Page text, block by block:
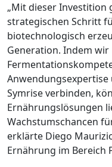
„Mit dieser Investition
strategischen Schritt
biotechnologisch
Generation. Indem wir
Symrise verbinden,
Ernährungslösungen
Wachstumschancen
erklärte Diego
Ernährung im Bereich